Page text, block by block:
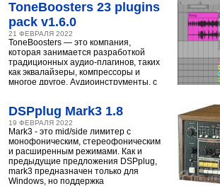
ToneBoosters 23 plugins
pack v1.6.0
21 ФЕВРАЛЯ 2022
ToneBoosters — это компания,
которая занимается разработкой
традиционных аудио-плагинов, таких
как эквалайзеры, компрессоры и
многое другое. Аудиоинструменты, с
DSPplug Mark3 1.8
19 ФЕВРАЛЯ 2022
Mark3 - это mid/side лимитер с
монофоническим, стереофоническим
и расширенным режимами. Как и
предыдущие предложения DSPplug,
mark3 предназначен только для
Windows, но поддержка